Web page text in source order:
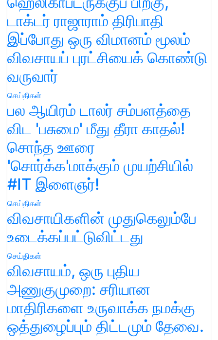
டாக்டர் ராஜாராம் திரிபாதி
இப்போது ஒரு விமானம் மூலம்
விவசாயப் புரட்சியைக் கொண்டு
வருவார்
செய்திகள்
பல ஆயிரம் டாலர் சம்பளத்தை
விட 'பசுமை' மீது தீரா காதல்!
சொந்த ஊரை
'சொர்க்க'மாக்கும் முயற்சியில்
#IT இளைஞர்!
செய்திகள்
விவசாயிகளின் முதுகெலும்பே
உடைக்கப்பட்டுவிட்டது
செய்திகள்
விவசாயம், ஒரு புதிய
அணுகுமுறை: சரியான
மாதிரிகளை உருவாக்க நமக்கு
ஒத்துழைப்பும் திட்டமும் தேவை.